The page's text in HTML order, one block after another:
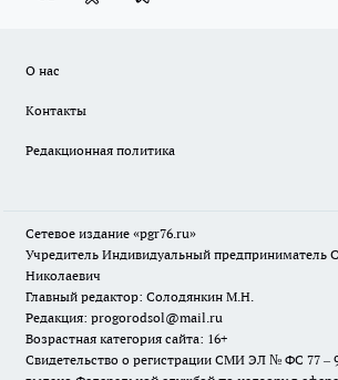
О нас
Контакты
Редакционная политика
Сетевое издание «pgr76.ru»
Учредитель Индивидуальный предприниматель
Николаевич
Главный редактор: Солодянкин М.Н.
Редакция: progorodsol@mail.ru
Возрастная категория сайта: 16+
Свидетельство о регистрации СМИ ЭЛ № ФС 77 –